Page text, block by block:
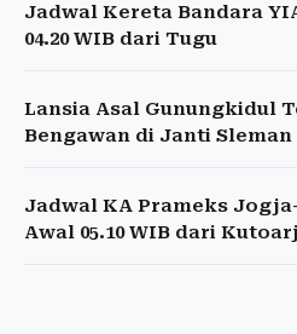
Jadwal Kereta Bandara
04.20 WIB dari Tugu
Lansia Asal Gunungkidul
Bengawan di Janti Sleman
Jadwal KA Prameks
Awal 05.10 WIB dari